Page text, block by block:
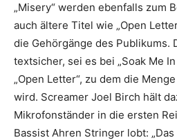
„Misery“ werden ebenfalls zum
auch ältere Titel wie „Open
die Gehörgänge des Publikums.
textsicher, sei es bei „Soak Me
„Open Letter“, zu dem die
wird. Screamer Joel Birch hält
Mikrofonständer in die ersten
Bassist Ahren Stringer lobt: